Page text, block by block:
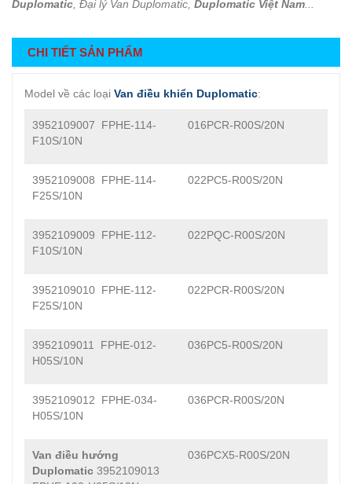
Duplomatic , Đại lý Van Duplomatic, Duplomatic Việt Nam
CHI TIẾT SẢN PHẨM
Model về các loại Van điều khiển Duplomatic:
3952109007 FPHE-114-
F10S/10N
016PCR-R00S/20N
3952109008 FPHE-114-
F25S/10N
022PC5-R00S/20N
3952109009 FPHE-112-
F10S/10N
022PQC-R00S/20N
3952109010 FPHE-112-
F25S/10N
022PCR-R00S/20N
3952109011 FPHE-012-
H05S/10N
036PC5-R00S/20N
3952109012 FPHE-034-
H05S/10N
036PCR-R00S/20N
Van điều hướng
Duplomatic 3952109013
036PCX5-R00S/20N